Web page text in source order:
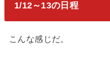
1/12～13の日程
こんな感じだ。